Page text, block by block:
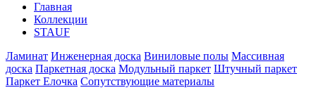
Главная
Коллекции
STAUF
Ламинат Инженерная доска Виниловые полы Массивная
доска Паркетная доска Модульный паркет Штучный паркет
Паркет Елочка Сопутствующие материалы